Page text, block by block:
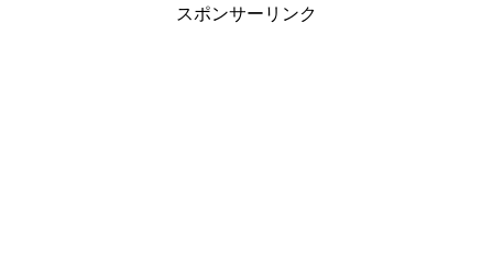
スポンサーリンク